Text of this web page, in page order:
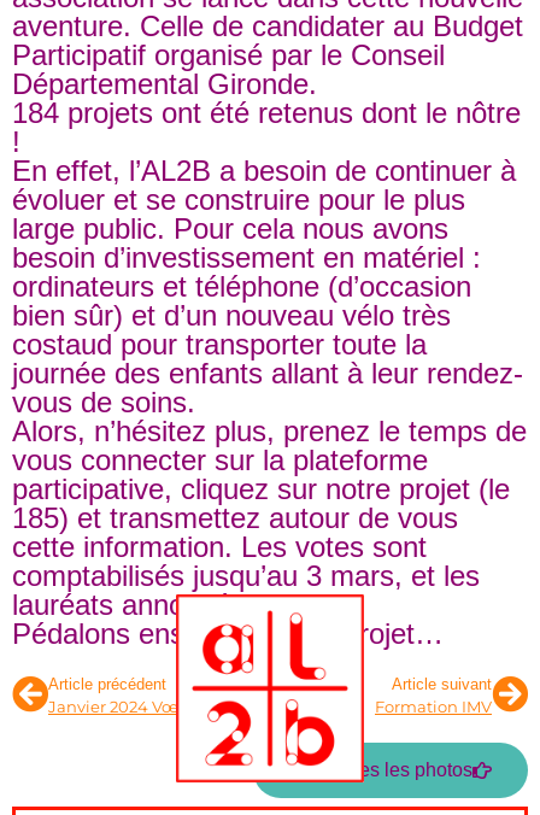
aventure. Celle de candidater au Budget
Participatif organisé par le Conseil
Départemental Gironde.
184 projets ont été retenus dont le nôtre
!
En effet, l’AL2B a besoin de continuer à
évoluer et se construire pour le plus
large public. Pour cela nous avons
besoin d’investissement en matériel :
ordinateurs et téléphone (d’occasion
bien sûr) et d’un nouveau vélo très
costaud pour transporter toute la
journée des enfants allant à leur rendez-
vous de soins.
Alors, n’hésitez plus, prenez le temps de
vous connecter sur la plateforme
participative, cliquez sur notre projet (le
185) et transmettez autour de vous
cette information. Les votes sont
comptabilisés jusqu’au 3 mars, et les
lauréats annoncés le 4.
Pédalons ensemble notre projet…
Article précédent
Janvier 2024 Vœux
Article suivant
Formation IMV
Voir toutes les photos